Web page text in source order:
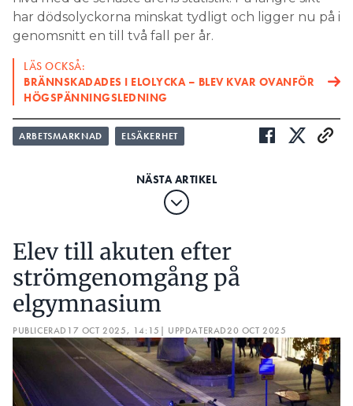
har dödsolyckorna minskat tydligt och ligger nu på i
genomsnitt en till två fall per år.
LÄS OCKSÅ:
BRÄNNSKADADES I ELOLYCKA – BLEV KVAR OVANFÖR
HÖGSPÄNNINGSLEDNING
ARBETSMARKNAD ELSÄKERHET
Elev till akuten efter
strömgenomgång på
elgymnasium
PUBLICERAD 17 OCT 2025, 14:15 | UPPDATERAD20 OCT 2025